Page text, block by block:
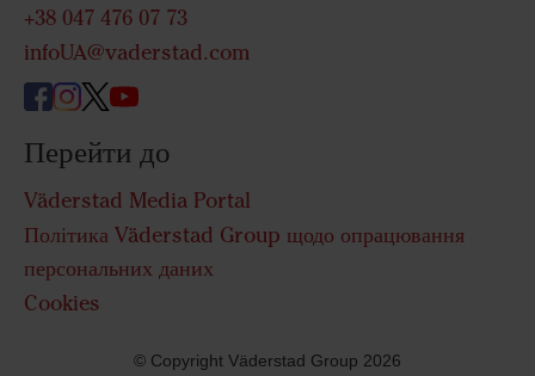
+38 047 476 07 73
infoUA@vaderstad.com
Перейти до
Väderstad Media Portal
Політика Väderstad Group щодо опрацювання
персональних даних
Cookies
© Copyright Väderstad Group 2026